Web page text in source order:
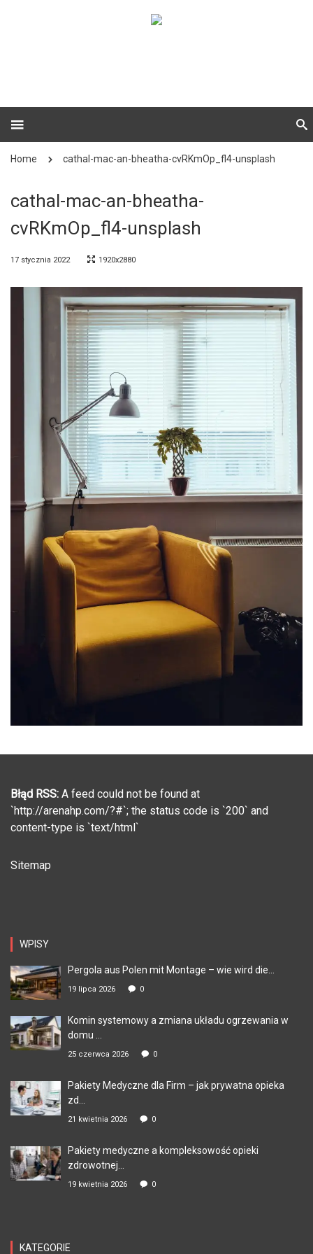
Home cathal-mac-an-bheatha-cvRKmOp_fl4-unsplash
cathal-mac-an-bheatha-
cvRKmOp_fl4-unsplash
17 stycznia 2022 1920x2880
Błąd RSS: A feed could not be found at
`http://arenahp.com/?#`; the status code is `200` and
content-type is `text/html`
Sitemap
WPISY
Pergola aus Polen mit Montage – wie wird die...
19 lipca 2026 0
Komin systemowy a zmiana układu ogrzewania w
domu ...
25 czerwca 2026 0
Pakiety Medyczne dla Firm – jak prywatna opieka
zd...
21 kwietnia 2026 0
Pakiety medyczne a kompleksowość opieki
zdrowotnej...
19 kwietnia 2026 0
KATEGORIE